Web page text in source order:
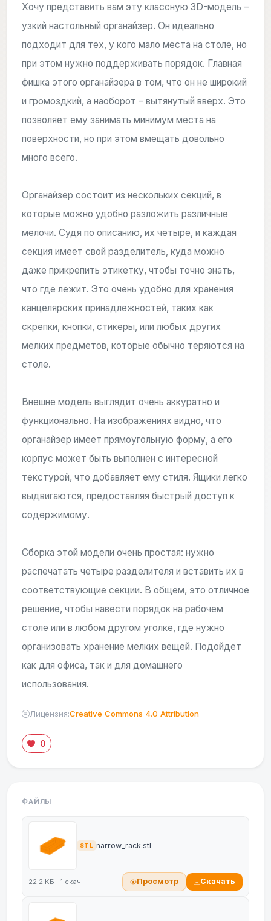
Хочу представить вам эту классную 3D-модель –
узкий настольный органайзер. Он идеально
подходит для тех, у кого мало места на столе, но
при этом нужно поддерживать порядок. Главная
фишка этого органайзера в том, что он не широкий
и громоздкий, а наоборот – вытянутый вверх. Это
позволяет ему занимать минимум места на
поверхности, но при этом вмещать довольно
много всего.
Органайзер состоит из нескольких секций, в
которые можно удобно разложить различные
мелочи. Судя по описанию, их четыре, и каждая
секция имеет свой разделитель, куда можно
даже прикрепить этикетку, чтобы точно знать,
что где лежит. Это очень удобно для хранения
канцелярских принадлежностей, таких как
скрепки, кнопки, стикеры, или любых других
мелких предметов, которые обычно теряются на
столе.
Внешне модель выглядит очень аккуратно и
функционально. На изображениях видно, что
органайзер имеет прямоугольную форму, а его
корпус может быть выполнен с интересной
текстурой, что добавляет ему стиля. Ящики легко
выдвигаются, предоставляя быстрый доступ к
содержимому.
Сборка этой модели очень простая: нужно
распечатать четыре разделителя и вставить их в
соответствующие секции. В общем, это отличное
решение, чтобы навести порядок на рабочем
столе или в любом другом уголке, где нужно
организовать хранение мелких вещей. Подойдет
как для офиса, так и для домашнего
использования.
Лицензия:Creative Commons 4.0 Attribution
0
ФАЙЛЫ
STL narrow_rack.stl
22.2 КБ · 1 скач. Просмотр Скачать